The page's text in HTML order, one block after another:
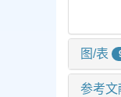
图/表
参考文